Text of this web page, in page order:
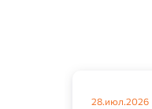
28.июл.2026